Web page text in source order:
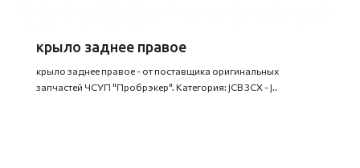
крыло заднее правое
крыло заднее правое - от поставщика оригинальных
запчастей ЧСУП "Пробрэкер". Категория: JCB 3CX - J..